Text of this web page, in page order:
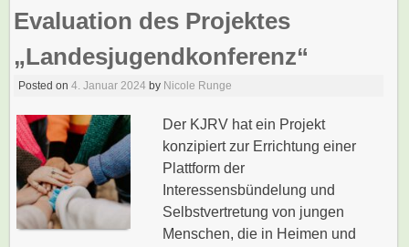
Evaluation des Projektes
„Landesjugendkonferenz“
Posted on4. Januar 2024 by Nicole Runge
Der KJRV hat ein Projekt
konzipiert zur Errichtung einer
Plattform der
Interessensbündelung und
Selbstvertretung von jungen
Menschen, die in Heimen und